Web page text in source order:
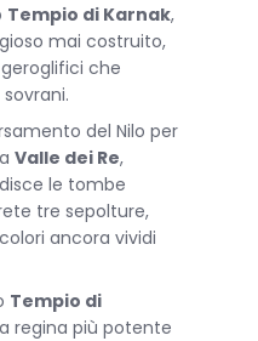
unendo eleganza
curato nei minimi
e lavabo
creare un matrimoniale
cotone egiziano
Tempio di Karnak,
mai costruito,
che
del Nilo per
Valle dei Re,
le tombe
tre sepolture,
ancora vividi
Tempio di
regina più potente